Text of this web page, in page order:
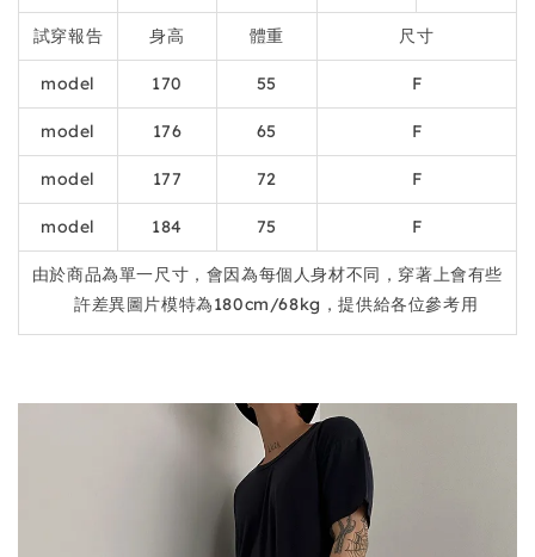
試穿報告 身高 體重 尺寸
model 170 55 F
model 176 65 F
model 177 72 F
model 184 75 F
由於商品為單一尺寸，會因為每個人身材不同，穿著上會有些
許差異圖片模特為180cm/68kg，提供給各位參考用